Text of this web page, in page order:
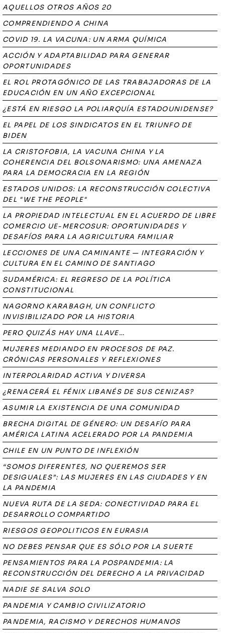
AQUELLOS OTROS AÑOS 20
COMPRENDIENDO A CHINA
COVID 19. LA VACUNA: UN ARMA QUÍMICA
ACCIÓN Y ADAPTABILIDAD PARA GENERAR
OPORTUNIDADES
EL ROL PROTAGÓNICO DE LAS TRABAJADORAS DE LA
EDUCACIÓN EN UN AÑO EXCEPCIONAL
¿ESTÁ EN RIESGO LA POLIARQUÍA ESTADOUNIDENSE?
EL PAPEL DE LOS SINDICATOS EN EL TRIUNFO DE
BIDEN
LA CRISTOFOBIA, LA VACUNA CHINA Y LA
COHERENCIA DEL BOLSONARISMO: UNA AMENAZA
PARA LA DEMOCRACIA EN LA REGIÓN
ESTADOS UNIDOS: LA RECONSTRUCCIÓN COLECTIVA
DEL "WE THE PEOPLE"
LA PROPIEDAD INTELECTUAL EN EL ACUERDO DE LIBRE
COMERCIO UE-MERCOSUR: OPORTUNIDADES Y
DESAFÍOS PARA LA AGRICULTURA FAMILIAR
LECCIONES DE UNA CAMINANTE — INTEGRACIÓN Y
CULTURA EN EL CAMINO DE SANTIAGO
SUDAMÉRICA: EL REGRESO DE LA POLÍTICA
CONSTITUCIONAL
NAGORNO KARABAGH, UN CONFLICTO
INVISIBILIZADO POR LA HISTORIA
PERO QUIZÁS HAY UNA LLAVE…
MUJERES MEDIANDO EN PROCESOS DE PAZ.
CRÓNICAS PERSONALES Y REFLEXIONES
INTERPOLARIDAD ACTIVA Y DIVERSA
¿RENACERÁ EL FÉNIX LIBANÉS DE SUS CENIZAS?
ASUMIR LA EXISTENCIA DE UNA COMUNIDAD
BRECHA DIGITAL DE GÉNERO: UN DESAFÍO PARA
AMÉRICA LATINA ACELERADO POR LA PANDEMIA
CHILE EN UN PUNTO DE INFLEXIÓN
“SOMOS DIFERENTES, NO QUEREMOS SER
DESIGUALES”: LAS MUJERES EN LAS CIUDADES Y EN
LA PANDEMIA
NUEVA RUTA DE LA SEDA: CONECTIVIDAD PARA EL
DESARROLLO COMPARTIDO
RIESGOS GEOPOLITICOS EN EURASIA
NO DEBES PENSAR QUE ES SÓLO POR LA SUERTE
PENSAMIENTOS PARA LA POSPANDEMIA: LA
RECONSTRUCCIÓN DEL DERECHO A LA PRIVACIDAD
NADIE SE SALVA SOLO
PANDEMIA Y CAMBIO CIVILIZATORIO
PANDEMIA, RACISMO Y DERECHOS HUMANOS